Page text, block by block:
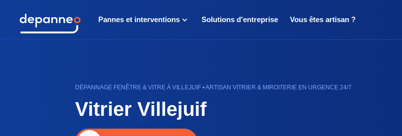
Pannes et interventions Solutions d'entreprise Vous êtes artisan ?
DÉPANNAGE FENÊTRE & VITRE À VILLEJUIF • ARTISAN VITRIER & MIROITERIE EN URGENCE 24/7
Vitrier Villejuif